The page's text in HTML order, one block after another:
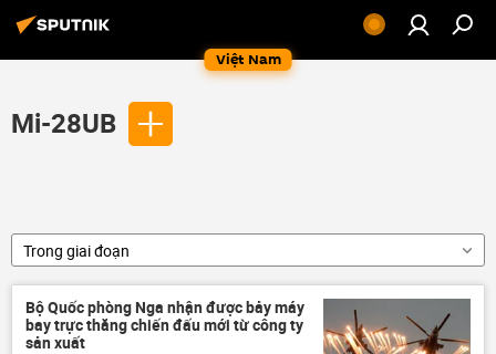
Việt Nam
Mi-28UB
Trong giai đoạn
Bộ Quốc phòng Nga nhận được bảy máy
bay trực thăng chiến đấu mới từ công ty
sản xuất